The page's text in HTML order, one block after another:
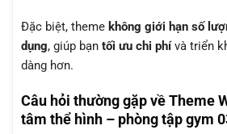
Đặc biệt, theme không giới hạn số
dụng, giúp bạn tối ưu chi phívà triển
dàng hơn.
Câu hỏi thường gặp về Theme
tâm thể hình – phòng tập gym